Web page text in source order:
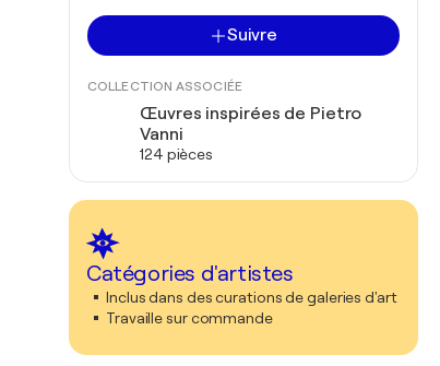
Suivre
COLLECTION ASSOCIÉE
Œuvres inspirées de Pietro
Vanni
124 pièces
Catégories d'artistes
Inclus dans des curations de galeries d'art
Travaille sur commande